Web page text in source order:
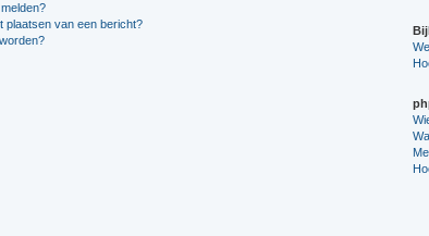
plaatsen van een bericht?